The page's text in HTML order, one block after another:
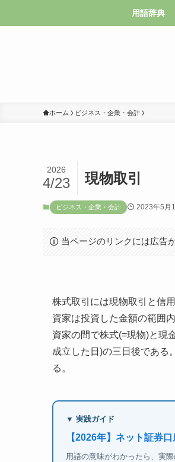
用語辞典
ホーム ビジネス・企業・会計
現物取引
2026
4/23
ビジネス・企業・会計 2023年5月
当ページのリンクには広告
株式取引には現物取引と信
資家は投資した金額の範囲
資家の間で株式(=現物)と現
成立した日)の三日後である
る。
▼ 実践ガイド
【2026年】ネット証券
用語の意味がわかったら、実